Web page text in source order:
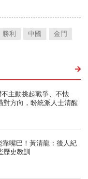
勝利 中國 金門
主動挑起戰爭、不怯
對方向，盼統派人士清醒
嘴巴！黃清龍：後人紀
歷史教訓